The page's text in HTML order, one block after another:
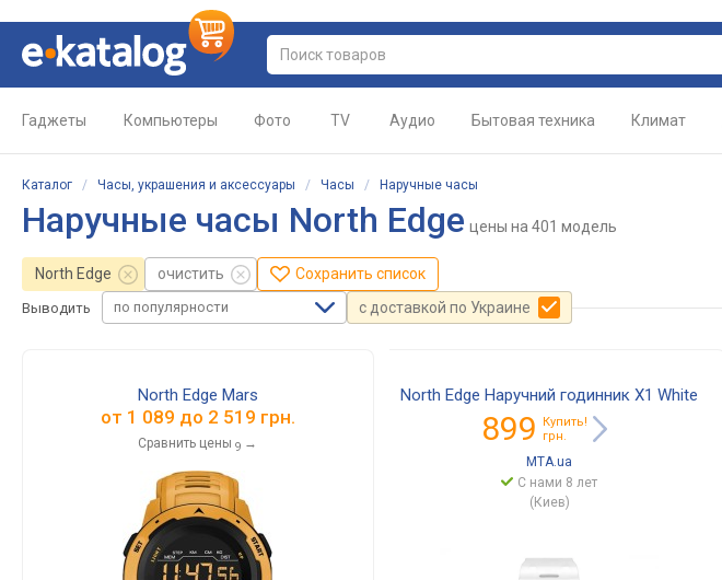
Гаджеты Компьютеры Фото TV Аудио Бытовая техника Климат
Каталог / Часы, украшения и аксессуары / Часы / Наручные часы
Наручные часы North Edge цены на 401 модель
North Edge очистить Сохранить список
Выводить по популярности с доставкой по Украине
North Edge Mars
от 1 089 до 2 519 грн.
Сравнить цены 9 →
North Edge Наручний годинник X1 White
899
Купить!
грн.
MTA.ua
С нами 8 лет
(Киев)